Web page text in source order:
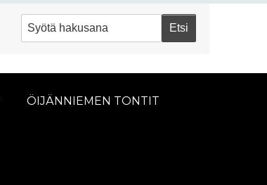
ÖIJÄNNIEMEN TONTIT